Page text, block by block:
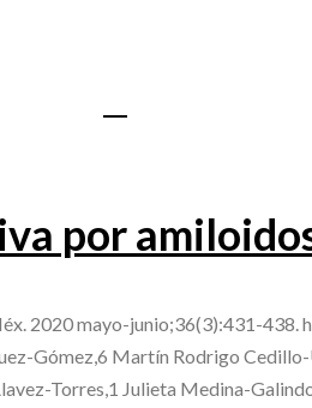
por
2020 mayo-junio;36(3):431-
Gómez,6 Martín Rodrigo
Torres,1 Julieta Medina-